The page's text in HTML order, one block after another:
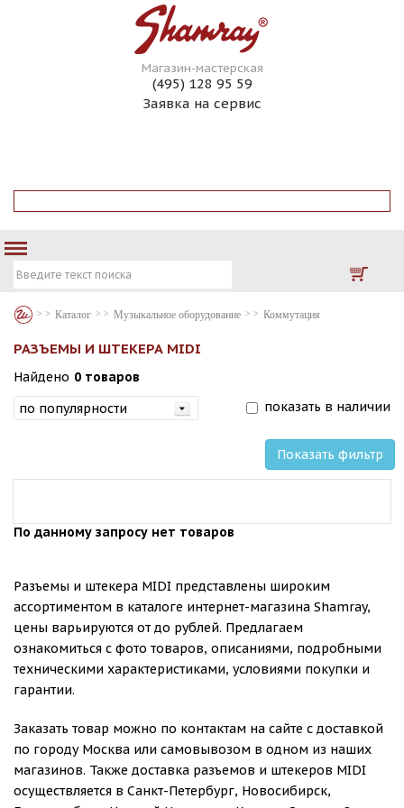
Магазин-мастерская
(495) 128 95 59
Заявка на сервис
Каталог Музыкальное оборудование Коммутация
РАЗЪЕМЫ И ШТЕКЕРА MIDI
Найдено 0 товаров
показать в наличии
Показать фильтр
По данному запросу нет товаров
Разъемы и штекера MIDI представлены широким
ассортиментом в каталоге интернет-магазина Shamray,
цены варьируются от до рублей. Предлагаем
ознакомиться с фото товаров, описаниями, подробными
техническими характеристиками, условиями покупки и
гарантии.
Заказать товар можно по контактам на сайте с доставкой
по городу Москва или самовывозом в одном из наших
магазинов. Также доставка разъемов и штекеров MIDI
осуществляется в Санкт-Петербург, Новосибирск,